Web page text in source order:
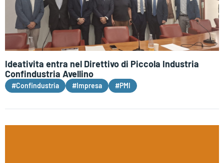
Ideativita entra nel Direttivo di Piccola Industria
Confindustria Avellino
#Confindustria #Impresa #PMI